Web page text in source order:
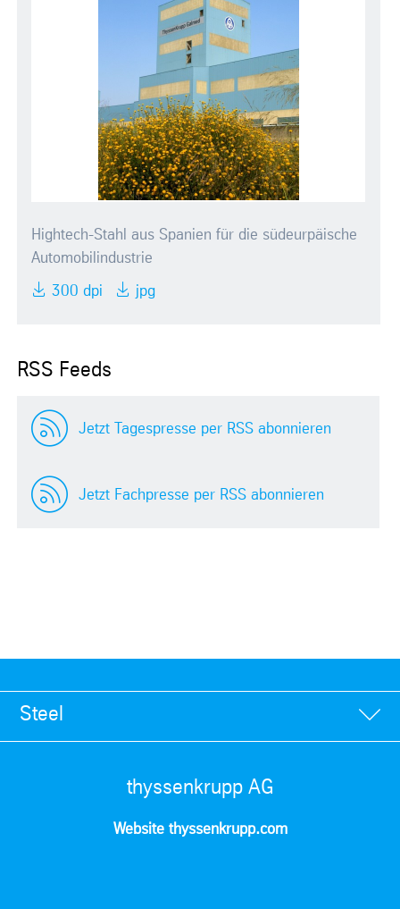
Hightech-Stahl aus Spanien für die südeurpäische
Automobilindustrie
300 dpi jpg
RSS Feeds
Jetzt Tagespresse per RSS abonnieren
Jetzt Fachpresse per RSS abonnieren
Steel
thyssenkrupp AG
Website thyssenkrupp.com